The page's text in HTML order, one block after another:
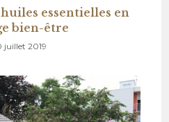
essentielles en
bien-être
juillet 2019